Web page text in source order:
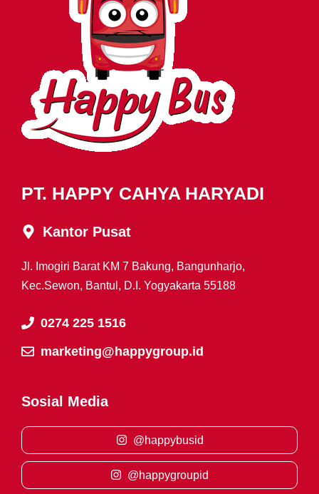
PT. HAPPY CAHYA HARYADI
Kantor Pusat
Jl. Imogiri Barat KM 7 Bakung, Bangunharjo,
Kec.Sewon, Bantul, D.I. Yogyakarta 55188
0274 225 1516
marketing@happygroup.id
Sosial Media
@happybusid
@happygroupid